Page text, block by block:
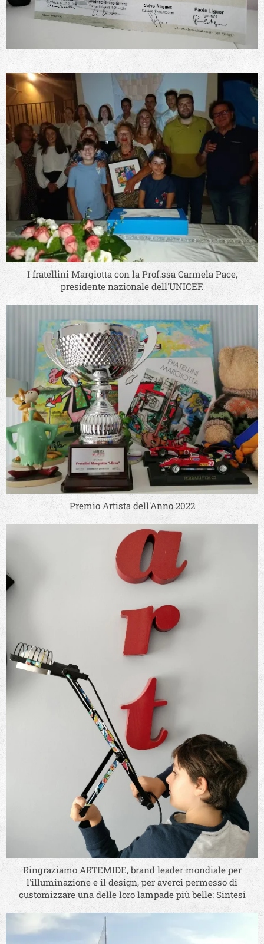
I fratellini Margiotta con la Prof.ssa Carmela Pace,
presidente nazionale dell'UNICEF.
Premio Artista dell'Anno 2022
Ringraziamo ARTEMIDE, brand leader mondiale per
l'illuminazione e il design, per averci permesso di
customizzare una delle loro lampade più belle: Sintesi